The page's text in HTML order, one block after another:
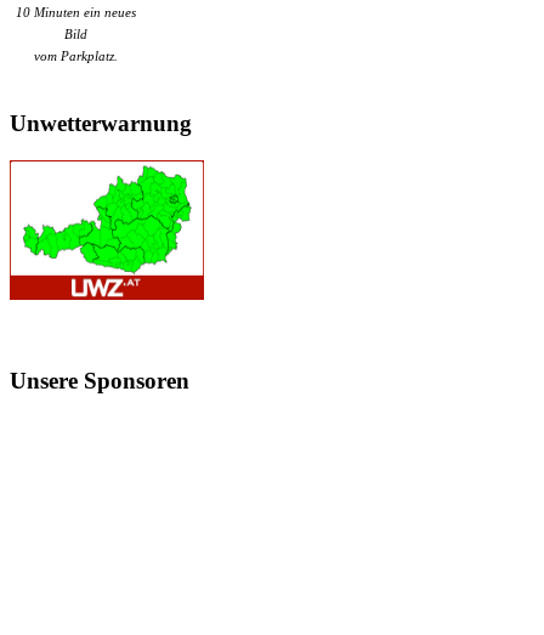
10 Minuten ein neues
Bild
vom Parkplatz.
Unwetterwarnung
Unsere Sponsoren